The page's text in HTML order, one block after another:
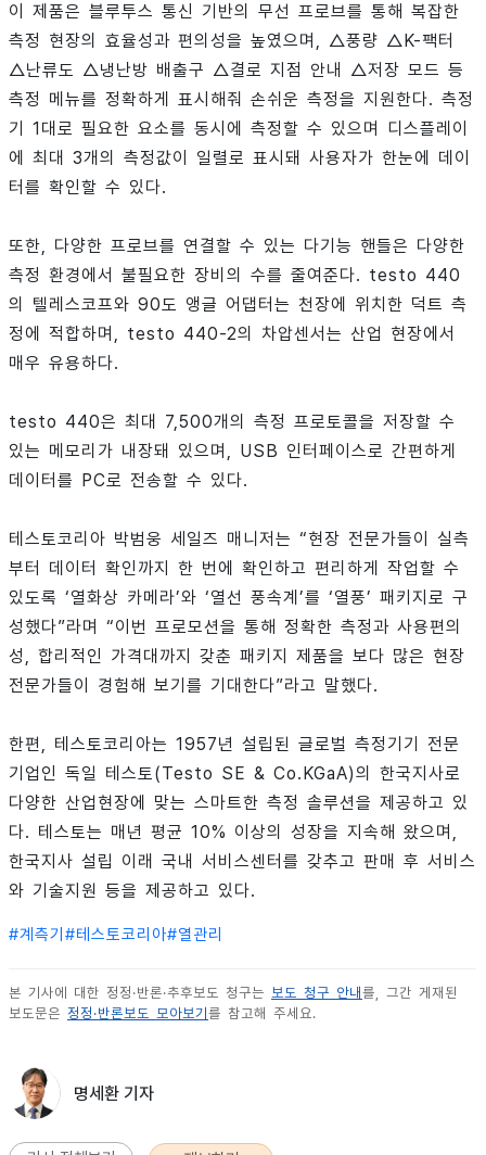
이 제품은 블루투스 통신 기반의 무선 프로브를 통해 복잡한
측정 현장의 효율성과 편의성을 높였으며, △풍량 △K-팩터
△난류도 △냉난방 배출구 △결로 지점 안내 △저장 모드 등
측정 메뉴를 정확하게 표시해줘 손쉬운 측정을 지원한다. 측정
기 1대로 필요한 요소를 동시에 측정할 수 있으며 디스플레이
에 최대 3개의 측정값이 일렬로 표시돼 사용자가 한눈에 데이
터를 확인할 수 있다.
또한, 다양한 프로브를 연결할 수 있는 다기능 핸들은 다양한
측정 환경에서 불필요한 장비의 수를 줄여준다. testo 440
의 텔레스코프와 90도 앵글 어댑터는 천장에 위치한 덕트 측
정에 적합하며, testo 440-2의 차압센서는 산업 현장에서
매우 유용하다.
testo 440은 최대 7,500개의 측정 프로토콜을 저장할 수
있는 메모리가 내장돼 있으며, USB 인터페이스로 간편하게
데이터를 PC로 전송할 수 있다.
테스토코리아 박범웅 세일즈 매니저는 “현장 전문가들이 실측
부터 데이터 확인까지 한 번에 확인하고 편리하게 작업할 수
있도록 ‘열화상 카메라’와 ‘열선 풍속계’를 ‘열풍’ 패키지로 구
성했다”라며 “이번 프로모션을 통해 정확한 측정과 사용편의
성, 합리적인 가격대까지 갖춘 패키지 제품을 보다 많은 현장
전문가들이 경험해 보기를 기대한다”라고 말했다.
한편, 테스토코리아는 1957년 설립된 글로벌 측정기기 전문
기업인 독일 테스토(Testo SE & Co.KGaA)의 한국지사로
다양한 산업현장에 맞는 스마트한 측정 솔루션을 제공하고 있
다. 테스토는 매년 평균 10% 이상의 성장을 지속해 왔으며,
한국지사 설립 이래 국내 서비스센터를 갖추고 판매 후 서비스
와 기술지원 등을 제공하고 있다.
#계측기 #테스토코리아#열관리
본 기사에 대한 정정·반론·추후보도 청구는 보도 청구 안내 를, 그간 게재된
보도문은 정정·반론보도 모아보기 를 참고해 주세요.
명세환 기자